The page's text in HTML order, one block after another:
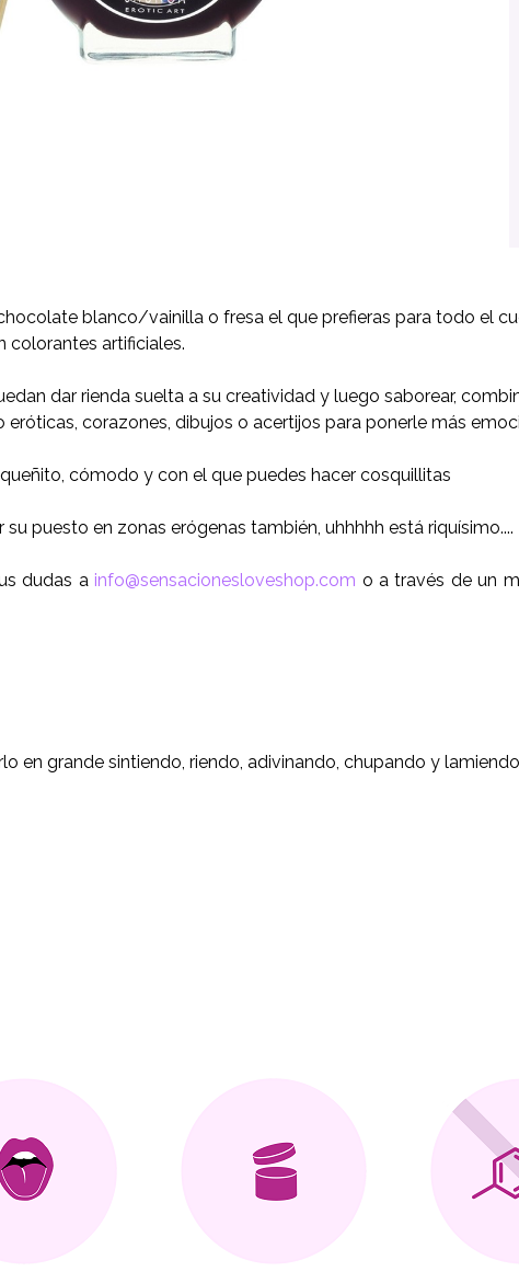
blanco/vainilla o fresa el que prefieras para todo el
colorantes artificiales.
dar rienda suelta a su creatividad y luego saborear,
corazones, dibujos o acertijos para ponerle más
cómodo y con el que puedes hacer cosquillitas
puesto en zonas erógenas también, uhhhhh está riquísimo....
dudas a info@sensacionesloveshop.com o a través de un
en grande sintiendo, riendo, adivinando, chupando y lamiendo